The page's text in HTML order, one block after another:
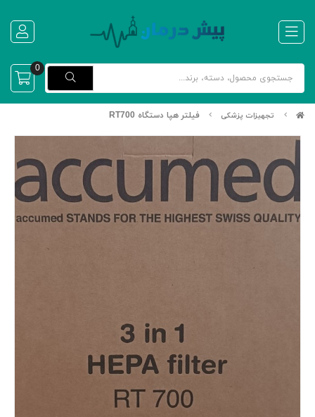
0
تجهیزات پزشکی فیلتر هپا دستگاه RT700